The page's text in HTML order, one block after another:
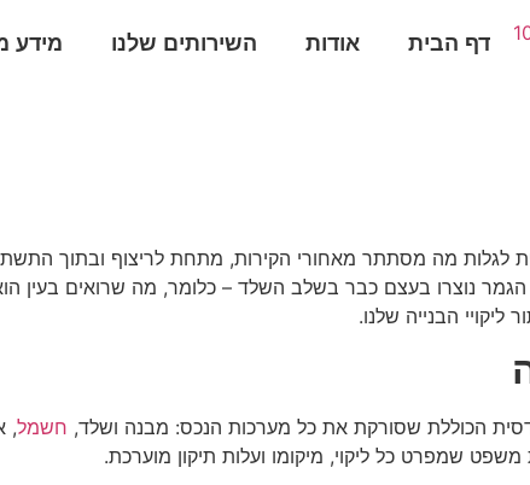
דף הבית
אודות השירותים שלנו מידע
בשלב הגמר נוצרו בעצם כבר בשלב השלד – כלומר, מה שרואים
הבנייה שלנו.
הכוללת שסורקת את כל מערכות הנכס: מבנה ושלד, חשמל,
שמפרט כל ליקוי, מיקומו ועלות תיקון מוערכת.